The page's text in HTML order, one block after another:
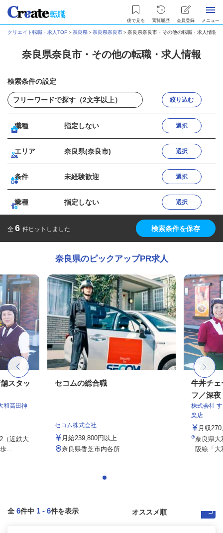
後で見る 閲覧履歴 会員登録 メニュー
クリエイト転職・求人TOP ＞奈良県＞奈良県奈良市＞奈良県奈良市・その他の転職・求人情報
奈良県奈良市・その他の転職・求人情報
検索条件の設定
絞り込む
職種 指定しない 選択
エリア 奈良県(奈良市) 選択
条件 未経験歓迎 選択
業種 指定しない 選択
全 6 件ヒットしました 検索条件を保存
奈良県のピックアップPR求人
スタッ
和高田神
（近鉄大
...
セコムの総合職
セコム株式会社
月給239,800円以上
奈良県香芝市内各所
牛丼チェ
フ／深夜
株式会社
楽店
月収
奈良県大
阪線「大
全 6件中 1 - 6件を表示